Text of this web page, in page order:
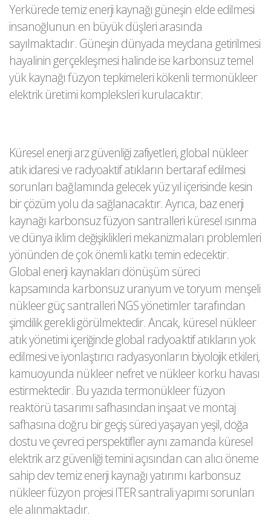
Yerkürede temiz enerji kaynağı güneşin elde edilmesi
insanoğlunun en büyük düşleri arasında
sayılmaktadır. Güneşin dünyada meydana getirilmesi
hayalinin gerçekleşmesi halinde ise karbonsuz temel
yük kaynağı füzyon tepkimeleri kökenli termonükleer
elektrik üretimi kompleksleri kurulacaktır.
Küresel enerji arz güvenliği zafiyetleri, global nükleer
atık idaresi ve radyoaktif atıkların bertaraf edilmesi
sorunları bağlamında gelecek yüz yıl içerisinde kesin
bir çözüm yolu da sağlanacaktır. Ayrıca, baz enerji
kaynağı karbonsuz füzyon santralleri küresel ısınma
ve dünya iklim değişiklikleri mekanizmaları problemleri
yönünden de çok önemli katkı temin edecektir.
Global enerji kaynakları dönüşüm süreci
kapsamında karbonsuz uranyum ve toryum menşeli
nükleer güç santralleri NGS yönetimler tarafından
şimdilik gerekli görülmektedir. Ancak, küresel nükleer
atık yönetimi içeriğinde global radyoaktif atıkların yok
edilmesi ve iyonlaştırıcı radyasyonların biyolojik etkileri,
kamuoyunda nükleer nefret ve nükleer korku havası
estirmektedir. Bu yazıda termonükleer füzyon
reaktörü tasarımı safhasından inşaat ve montaj
safhasına doğru bir geçiş süreci yaşayan yeşil, doğa
dostu ve çevreci perspektifler aynı zamanda küresel
elektrik arz güvenliği temini açısından can alıcı öneme
sahip dev temiz enerji kaynağı yatırımı karbonsuz
nükleer füzyon projesi ITER santrali yapımı sorunları
ele alınmaktadır.